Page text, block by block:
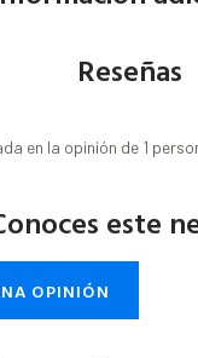
Reseñas
en la opinión de 1
este
OPINIÓN